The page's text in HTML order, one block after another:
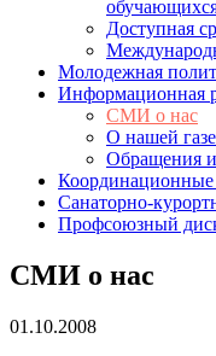
Доступная
Молодежная
Информационная
СМИ о нас
О нашей
Обращения
Координационные
Санаторно-
Профсоюзный
СМИ о нас
01.10.2008